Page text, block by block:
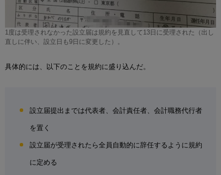
1度は受理されなかった設立届は規約を見直して13日に受理された（出し
直しに伴い、設立日も9日に変更した）。
具体的には、以下のことを規約に盛り込んだ。
設立届提出までは代表者、会計責任者、会計職務代行者
を置く
設立届が受理されたら全員自動的に辞任するように規約
に定める